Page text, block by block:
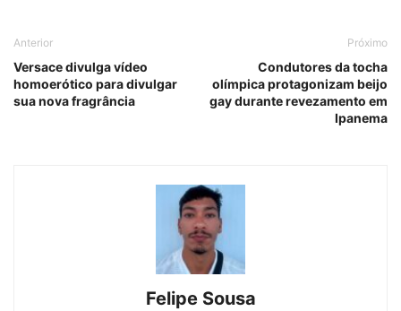
Anterior
Versace divulga vídeo
homoerótico para divulgar
sua nova fragrância
Próximo
Condutores da tocha
olímpica protagonizam beijo
gay durante revezamento em
Ipanema
Felipe Sousa